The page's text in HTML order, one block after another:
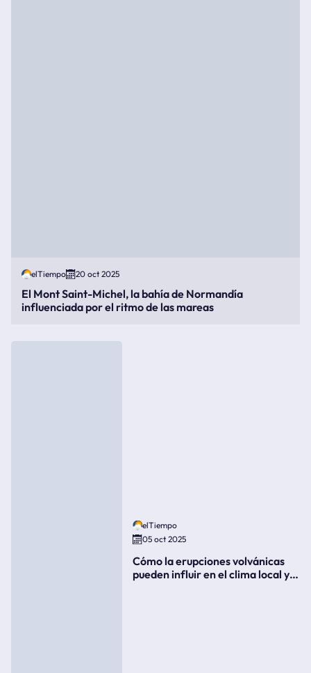
elTiempo 20 oct 2025
El Mont Saint-Michel, la bahía de Normandía
influenciada por el ritmo de las mareas
elTiempo
05 oct 2025
Cómo la erupciones volvánicas
pueden influir en el clima local y